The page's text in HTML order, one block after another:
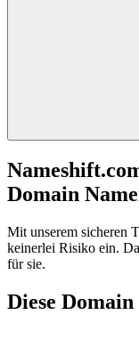
Domain
Mit unserem sicheren
keinerlei Risiko ein.
für sie.
Diese